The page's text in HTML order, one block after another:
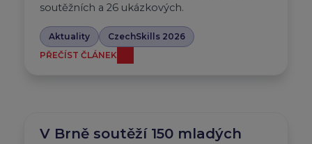
soutěžních a 26 ukázkových.
Aktuality
CzechSkills 2026
PŘEČÍST ČLÁNEK
V Brně soutěží 150 mladých